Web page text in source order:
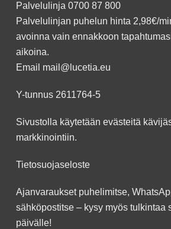
Palvelulinja 0700 87 800
Palvelulinjan puhelun hinta 2,98€/
avoinna vain ennakkoon
aikoina.
Email mail@lucetia.eu
Y-tunnus 2611764-5
Sivustolla käytetään evästeitä
markkinointiin.
Tietosuojaseloste
Ajanvaraukset puhelimitse,
sähköpostitse – kysy myös tulkintaa
päivälle!